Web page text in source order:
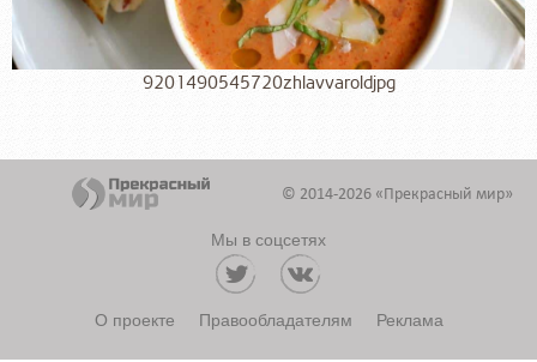
9201490545720zhlavvaroldjpg
© 2014-2026 «Прекрасный мир»
Мы в соцсетях
О проекте Правообладателям Реклама